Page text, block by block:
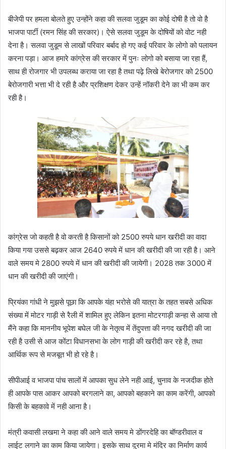
बीजेपी पर हमला बोलते हुए उन्होंने कहा की सलवा जुडूम का कोई दोषी है तो वो है
भाजपा पार्टी (रमन सिंह की सरकार)। ऐसे सलवा जुडूम के दोषियों को वोट नही
देना है। सलवा जुडूम से लाखों परिवार बर्बाद हो गए कई परिवार के लोगो को पलायन
करना पड़ा। आज हमारे कांग्रेस की सरकार में पुनः लोगो को बसाया जा रहा हैं,
साथ ही रोजगार भी उपलब्ध कराया जा रहा है तथा पढ़े लिखे बेरोजगार को 2500
बेरोजगारी भत्ता भी दे रही है और प्रशिक्षण देकर उन्हें नॉकरी देने का भी कम कर
रही है।
कांग्रेस जो कहती है वो करती है किसानों को 2500 रुपये धान खरीदी का वादा
किया गया उससे बढ़कर आज 2640 रुपये में धान की खरीदी की जा रही है। आने
वाले समय मे 2800 रुपये में धान की खरीदी की जायेगी। 2028 तक 3000 में
धान की खरीदी की जाएंगी।
प्रियंका गांधी ने मुझसे पूछा कि आपके यंहा भरोसे की यात्रा के तहत सबसे अधिक
संख्या में मोटर गाड़ी से रैली में शामिल हुए लेकिन इतना मोटरगाड़ी कन्हा से आया तो
मैंने कहा कि माननीय भूपेश बघेल जी के नेतृत्व में तेंदुपत्ता की नगद खरीदी की जा
रही है उसी से आज कोंटा विधानसभा के लोग गाड़ी की खरीदी कर रहे है, तथा
आर्थिक रूप से मजबूत भी हो रहे है।
सीपीआई व भाजपा पांच सालों में आपका सुध लेने नही आई, चुनाव के नजदीक होते
ही आपके पास आकर आपको बरगलाने का, आपको बहकाने का काम करेंगी, आपको
किसी के बहकावे में नही आना है।
मंत्री कवासी लखमा ने कहा की आने वाले समय मे डोंगरदेहि का बॉण्डरीवाल व
लाईट लगाने का काम किया जायेगा। इसके साथ दुरमा मे मंदिर का निर्माण कार्य